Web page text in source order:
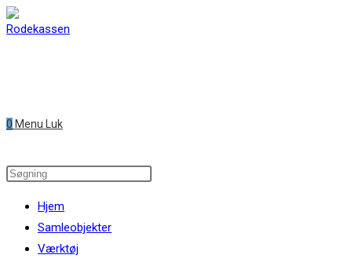
Skip
to
0 Menu Luk
Search
website
Hjem
Samleobjekter
Værktøj